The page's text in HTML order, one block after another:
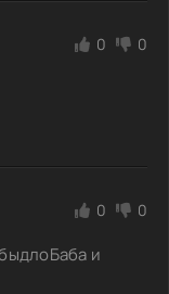
0 0
0 0
и